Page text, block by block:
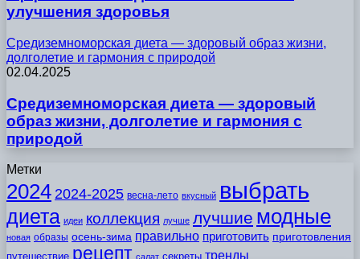
улучшения здоровья
Средиземноморская диета — здоровый образ жизни,
долголетие и гармония с природой
02.04.2025
Средиземноморская диета — здоровый
образ жизни, долголетие и гармония с
природой
Метки
2024 2024-2025 весна-лето вкусный выбрать
диета идеи коллекция лучше лучшие модные
новая образы осень-зима правильно приготовить приготовления
путешествие рецепт салат секреты тренды